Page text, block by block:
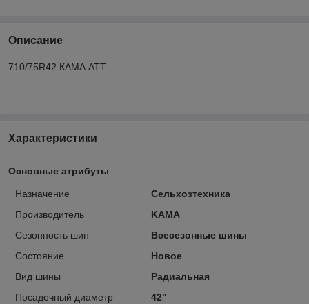
Описание
710/75R42 КАМА АТТ
Характеристики
Основные атрибуты
Назначение
Сельхозтехника
Производитель
KAMA
Сезонность шин
Всесезонные шины
Состояние
Новое
Вид шины
Радиальная
Посадочный диаметр
42"